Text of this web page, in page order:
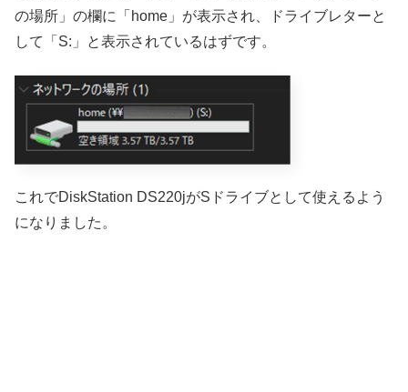
の場所」の欄に「home」が表示され、ドライブレターと
して「S:」と表示されているはずです。
これでDiskStation DS220jがSドライブとして使えるよう
になりました。